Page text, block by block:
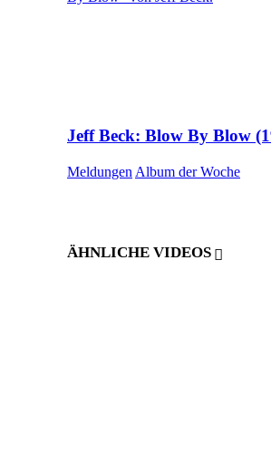
Jeff Beck: Blow By Blow
Meldungen Album der Woche
ÄHNLICHE VIDEOS